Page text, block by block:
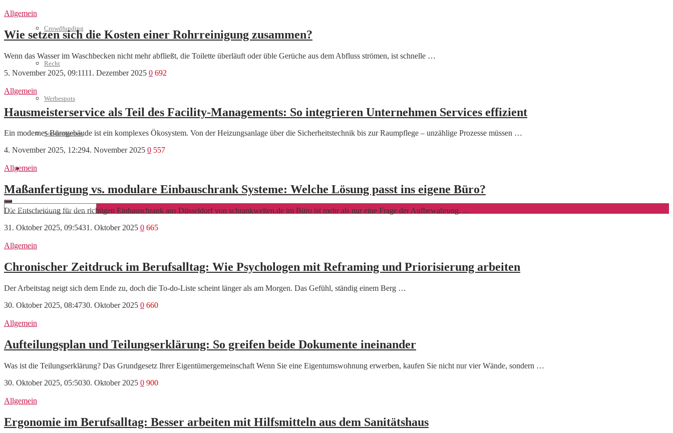
Crowdfunding
Recht
Werbespots
Sonderthemen
Geschäftskonto eröffnen
Allgemein
Wie setzen sich die Kosten einer Rohrreinigung zusammen?
Wenn das Wasser im Waschbecken nicht mehr abfließt, die Toilette überläuft oder üble Gerüche aus dem Abfluss strömen, ist schnelle …
5. November 2025, 09:1111. Dezember 2025 0 692
Allgemein
Hausmeisterservice als Teil des Facility-Managements: So integrieren Unternehmen Services effizient
Ein modernes Bürogebäude ist ein komplexes Ökosystem. Von der Heizungsanlage über die Sicherheitstechnik bis zur Raumpflege – unzählige Prozesse müssen …
4. November 2025, 12:294. November 2025 0 557
Allgemein
Maßanfertigung vs. modulare Einbauschrank Systeme: Welche Lösung passt ins eigene Büro?
Die Entscheidung für den richtigen Einbauschrank aus Düsseldorf von schrankwelten.de im Büro ist mehr als nur eine Frage der Aufbewahrung. …
31. Oktober 2025, 09:5431. Oktober 2025 0 665
Allgemein
Chronischer Zeitdruck im Berufsalltag: Wie Psychologen mit Reframing und Priorisierung arbeiten
Der Arbeitstag neigt sich dem Ende zu, doch die To-do-Liste scheint länger als am Morgen. Das Gefühl, ständig einem Berg …
30. Oktober 2025, 08:4730. Oktober 2025 0 660
Allgemein
Aufteilungsplan und Teilungserklärung: So greifen beide Dokumente ineinander
Was ist die Teilungserklärung? Das Grundgesetz Ihrer Eigentümergemeinschaft Wenn Sie eine Eigentumswohnung erwerben, kaufen Sie nicht nur vier Wände, sondern …
30. Oktober 2025, 05:5030. Oktober 2025 0 900
Allgemein
Ergonomie im Berufsalltag: Besser arbeiten mit Hilfsmitteln aus dem Sanitätshaus